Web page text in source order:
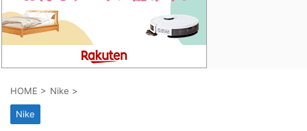
HOME > Nike >
Nike